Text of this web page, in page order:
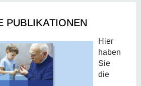
PUBLIKATIONEN
Hier
haben
Sie
die